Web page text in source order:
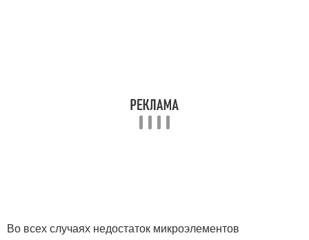
Во всех случаях недостаток микроэлементов